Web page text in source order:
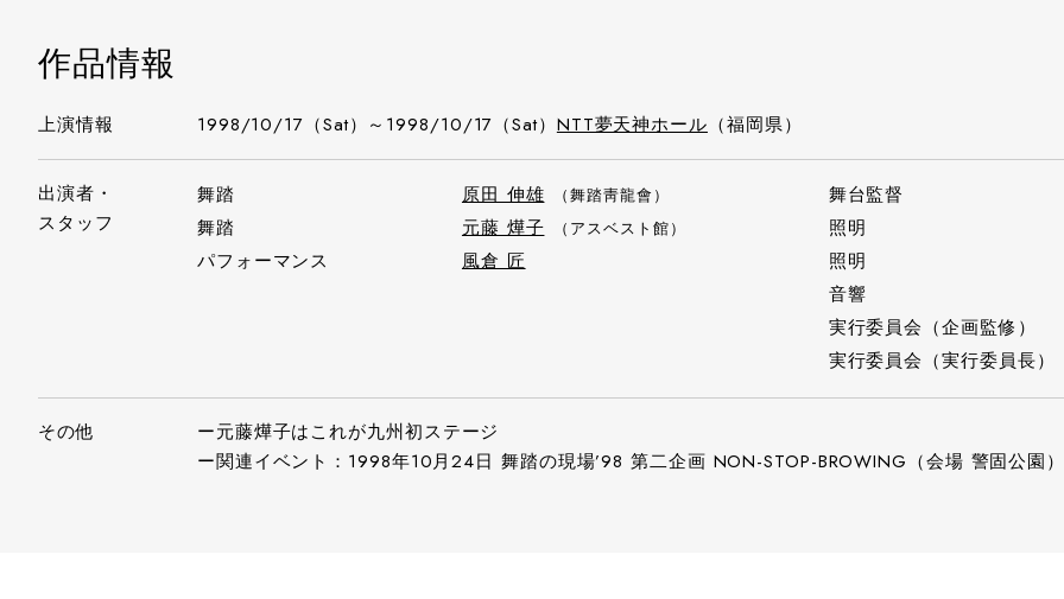
作品情報
上演情報 1998/10/17（Sat）～1998/10/17（Sat） NTT夢天神ホール （福岡県）
出演者・
スタッフ
舞踏 原田 伸雄 （舞踏靑龍會）
舞踏 元藤 燁子 （アスベスト館）
パフォーマンス 風倉 匠
舞台監督
照明
照明
音響
実行委員会（企画監修）
実行委員会（実行委員長）
その他
ー元藤燁子はこれが九州初ステージ
ー関連イベント：1998年10月24日 舞踏の現場’98 第二企画 NON-STOP-BROWING（会場 警固公園）